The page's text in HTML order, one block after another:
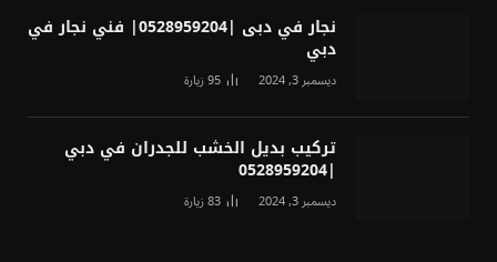
نجار في دبى |0528959204| فني نجار في
دبي
ديسمبر 3, 2024 95زيارة
تركيب بديل الخشب للجدران في دبي
|0528959204
ديسمبر 3, 2024 83زيارة